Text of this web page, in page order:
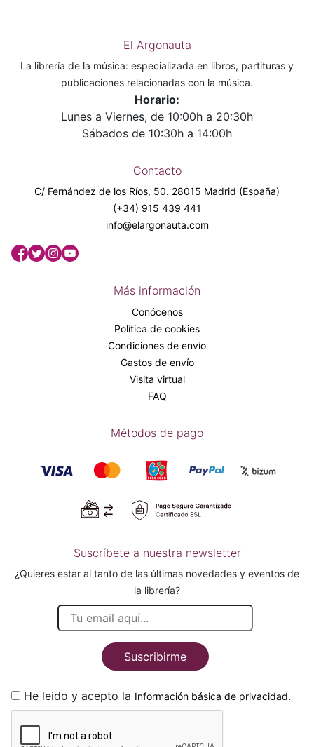
El Argonauta
La librería de la música: especializada en libros, partituras y
publicaciones relacionadas con la música.
Horario:
Lunes a Viernes, de 10:00h a 20:30h
Sábados de 10:30h a 14:00h
Contacto
C/ Fernández de los Ríos, 50. 28015 Madrid (España)
(+34) 915 439 441
info@elargonauta.com
Más información
Conócenos
Política de cookies
Condiciones de envío
Gastos de envío
Visita virtual
FAQ
Métodos de pago
Suscríbete a nuestra newsletter
¿Quieres estar al tanto de las últimas novedades y eventos de
la librería?
Suscribirme
He leido y acepto la Información básica de privacidad.